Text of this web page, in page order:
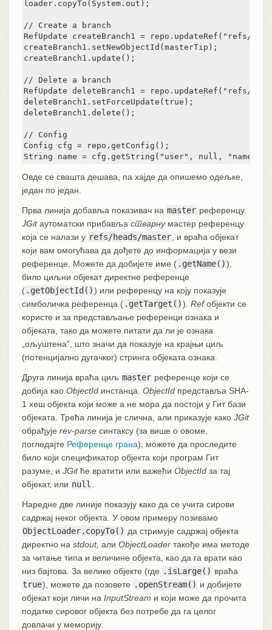
loader.copyTo(System.out);
// Create a branch
RefUpdate createBranch1 = repo.updateRef("refs/
createBranch1.setNewObjectId(masterTip);
createBranch1.update();
// Delete a branch
RefUpdate deleteBranch1 = repo.updateRef("refs/
deleteBranch1.setForceUpdate(true);
deleteBranch1.delete();
// Config
Config cfg = repo.getConfig();
String name = cfg.getString("user", null, "name");
Овде се свашта дешава, па хајде да опишемо одељке,
један по један.
Прва линија добавља показивач на master референцу.
JGitаутоматски прибавља стварнумастер референцу
која се налази у refs/heads/master , и враћа објекат
који вам омогућава да дођете до информација у вези
референце. Можете да добијете име ( .getName()),
било циљни објекат директне референце
( .getObjectId()) или референцу на коју показује
симболичка референца ( .getTarget()). Refобјекти се
користе и за представљање референци ознака и
објеката, тако да можете питати да ли је ознака
„ољуштена”, што значи да показује на крајњи циљ
(потенцијално дугачког) стринга објеката ознака.
Друга линија враћа циљ master референце који се
добија као ObjectIdинстанца. ObjectIdпредставља SHA-
1 хеш објекта који може а не мора да постоји у Гит бази
објеката. Трећа линија је слична, али приказује како JGit
обрађује rev-parseсинтаксу (за више о овоме,
погледајте Референце грана); можете да проследите
било који спецификатор објекта који програм Гит
разуме, и JGitће вратити или важећи ObjectIdза тај
објекат, или null
Наредне две линије показују како да се учита сирови
садржај неког објекта. У овом примеру позивамо
ObjectLoader.copyTo() да стримује садржај објекта
директно на stdout, али ObjectLoaderтакође има методе
за читање типа и величине објекта, као да га врати као
низ бајтова. За велике објекте (где .isLarge() враћа
true), можете да позовете .openStream() и добијете
објекат који личи на InputStream и који може да прочита
податке сировог објекта без потребе да га целог
довлачи у меморију.